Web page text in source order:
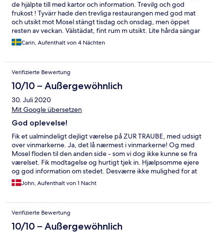
de hjälpte till med kartor och information. Trevilg och god
frukost ! Tyvärr hade den trevliga restaurangen med god mat
och utsikt mot Mosel stängt tisdag och onsdag, men öppet
resten av veckan. Välstädat, fint rum m utsikt. Lite hårda sängar
men helt ok. Väg mellan hotell och Mosel som stundtals var
trafikerad…de körde väldigt fort ! 30 min m cykel t Bernkastel
och rekomenderbart !
Carin, Aufenthalt von 4 Nächten
Verifizierte Bewertung
10/10 – Außergewöhnlich
30. Juli 2020
Mit Google übersetzen
God oplevelse!
Fik et ualmindeligt dejligt værelse på ZUR TRAUBE, med udsigt
over vinmarkerne. Ja, det lå nærmest i vinmarkerne! Og med
Mosel floden til den anden side - som vi dog ikke kunne se fra
værelset. Fik modtagelse og hurtigt tjek in. Hjælpsomme ejere
og god information om stedet. Desværre ikke mulighed for at
spise (alt booket), men morgenmaden var fin, og blev serveret
på terrassen med udsigt til floden. En dejlig overnatning og vi
John, Aufenthalt von 1 Nacht
Verifizierte Bewertung
10/10 – Außergewöhnlich